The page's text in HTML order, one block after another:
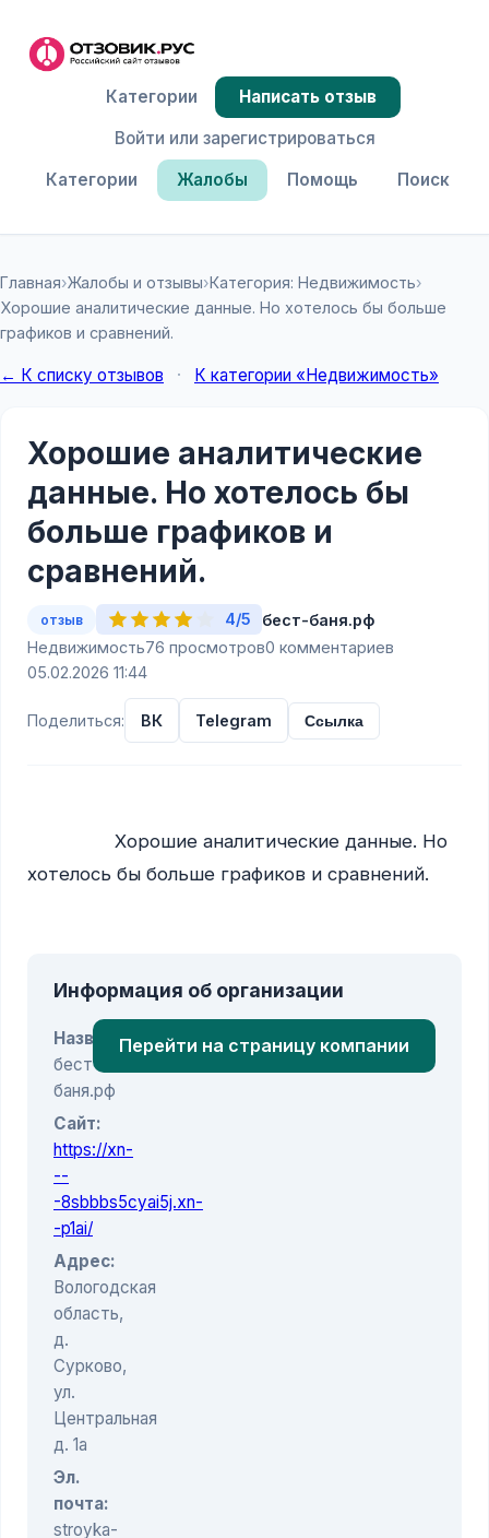
Категории Жалобы Помощь Поиск
Категории
Написать отзыв
Войти или зарегистрироваться
Главная›Жалобы и отзывы›Категория: Недвижимость›
Хорошие аналитические данные. Но хотелось бы больше
графиков и сравнений.
← К списку отзывов · К категории «Недвижимость»
Хорошие аналитические
данные. Но хотелось бы
больше графиков и
сравнений.
отзыв 4/5
бест-баня.рф
Недвижимость76 просмотров0 комментариев
05.02.2026 11:44
Поделиться: ВК Telegram Ссылка
хотелось бы больше графиков и сравнений.
Информация об организации
Название:
бест-
баня.рф
Сайт:
https://xn-
--
-8sbbbs5cyai5j.xn-
-p1ai/
Адрес:
Вологодская
область,
д.
Сурково,
ул.
Центральная
д. 1а
Эл.
почта:
stroyka-
Перейти на страницу компании